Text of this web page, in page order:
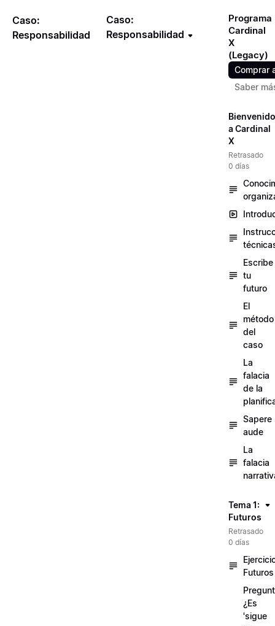
Caso:
Responsabilidad
Caso:
Responsabilidad
Programa
Cardinal
X
(Legacy)
Comprar
Saber
Bienvenido
a Cardinal
X
Retrasado
0 días
Escribe
tu
futuro
El
método
del
caso
La
falacia
de la
Sapere
aude
La
falacia
Tema 1:
Futuros
Retrasado
0 días
Futuros
¿Es
'sigue